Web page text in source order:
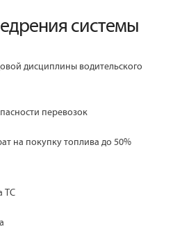
системы
дисциплины водительского
перевозок
на покупку топлива до 50%
ТС